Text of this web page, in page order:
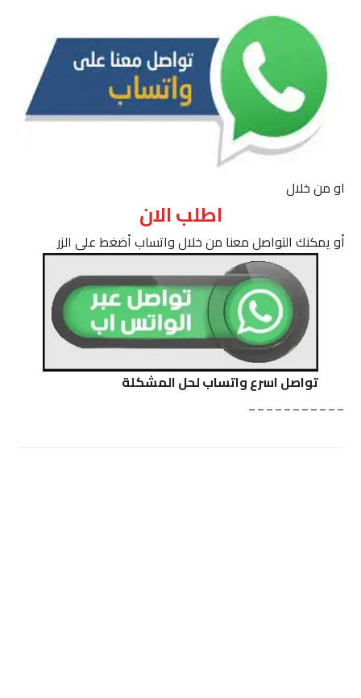
او من خلال
اطلب الان
أو يمكنك التواصل معنا من خلال واتساب أضغط على الزر
تواصل اسرع واتساب لحل المشكلة
___________